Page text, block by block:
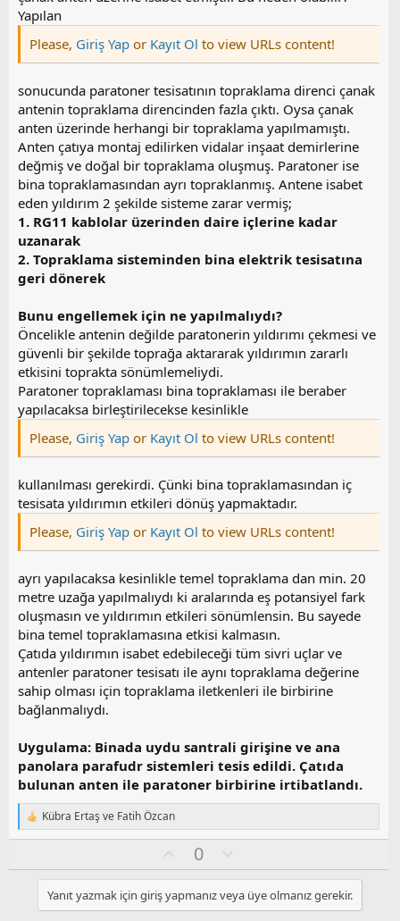
Yapılan
Please, Giriş Yap or Kayıt Ol to view URLs content!
sonucunda paratoner tesisatının topraklama direnci çanak
antenin topraklama direncinden fazla çıktı. Oysa çanak
anten üzerinde herhangi bir topraklama yapılmamıştı.
Anten çatıya montaj edilirken vidalar inşaat demirlerine
değmiş ve doğal bir topraklama oluşmuş. Paratoner ise
bina topraklamasından ayrı topraklanmış. Antene isabet
eden yıldırım 2 şekilde sisteme zarar vermiş;
1. RG11 kablolar üzerinden daire içlerine kadar
uzanarak
2. Topraklama sisteminden bina elektrik tesisatına
geri dönerek
Bunu engellemek için ne yapılmalıydı?
Öncelikle antenin değilde paratonerin yıldırımı çekmesi ve
güvenli bir şekilde toprağa aktararak yıldırımın zararlı
etkisini toprakta sönümlemeliydi.
Paratoner topraklaması bina topraklaması ile beraber
yapılacaksa birleştirilecekse kesinlikle
Please, Giriş Yap or Kayıt Ol to view URLs content!
kullanılması gerekirdi. Çünki bina topraklamasından iç
tesisata yıldırımın etkileri dönüş yapmaktadır.
Please, Giriş Yap or Kayıt Ol to view URLs content!
ayrı yapılacaksa kesinlikle temel topraklama dan min. 20
metre uzağa yapılmalıydı ki aralarında eş potansiyel fark
oluşmasın ve yıldırımın etkileri sönümlensin. Bu sayede
bina temel topraklamasına etkisi kalmasın.
Çatıda yıldırımın isabet edebileceği tüm sivri uçlar ve
antenler paratoner tesisatı ile aynı topraklama değerine
sahip olması için topraklama iletkenleri ile birbirine
bağlanmalıydı.
Uygulama: Binada uydu santrali girişine ve ana
panolara parafudr sistemleri tesis edildi. Çatıda
bulunan anten ile paratoner birbirine irtibatlandı.
T
e
Kübra Ertaş ve Fatih Özcan
y
l
a
0
l
u
m
Yanıt yazmak için giriş yapmanız veya üye olmanız gerekir.